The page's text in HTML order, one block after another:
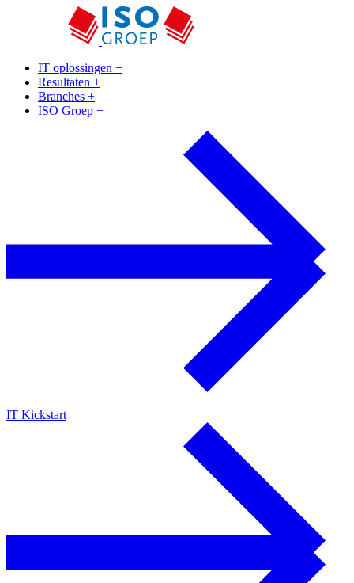
IT oplossingen +
Resultaten +
Branches +
ISO Groep +
IT Kickstart